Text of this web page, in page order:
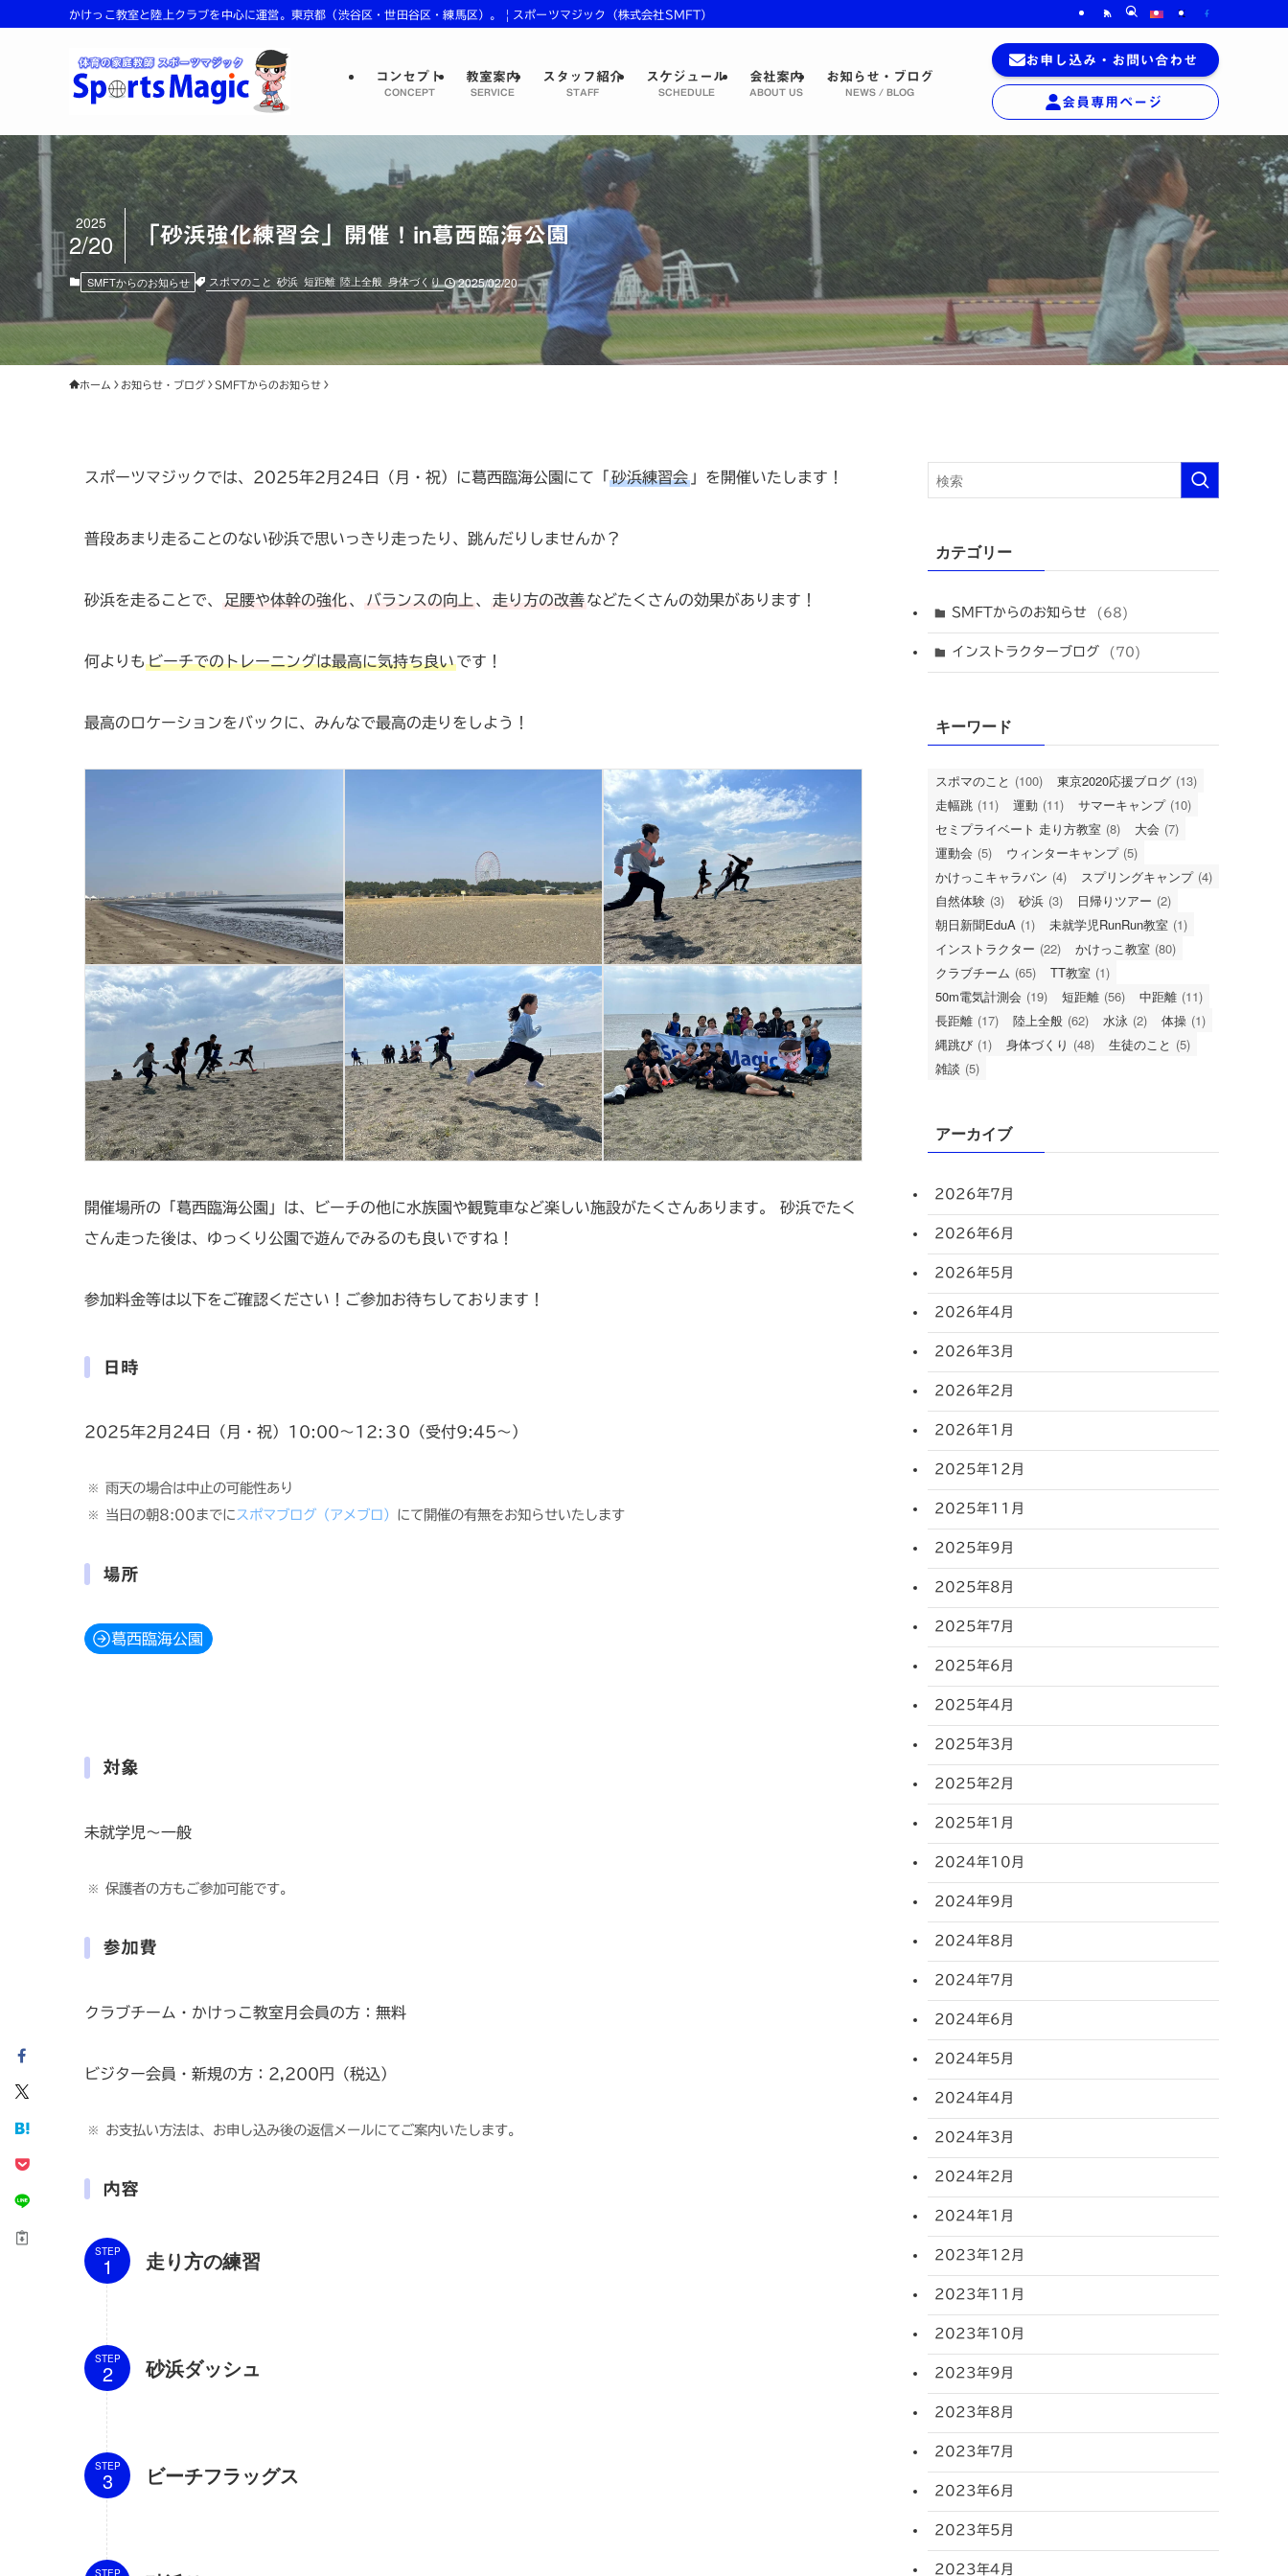
かけっこ教室と陸上クラブを中心に運営。東京都（渋谷区・世田谷区・練馬区）。 | スポーツマジック（株式会社SMFT）
コンセプト
CONCEPT
教室案内
SERVICE
スタッフ紹介
STAFF
スケジュール
SCHEDULE
会社案内
ABOUT US
お知らせ・ブログ
NEWS / BLOG
お申し込み ・ お問い合わせ
会員専用 ページ
「砂浜強化練習会」開催！in葛西臨海公園
2025
2/20
SMFTからのお知らせ スポマのこと 砂浜 短距離 陸上全般 身体づくり 2025/02/20
ホーム お知らせ・ブログ SMFTからのお知らせ
スポーツマジックでは、2025年2月24日（月・祝）に葛西臨海公園にて「 砂浜練習会 」を開催いたします！
普段あまり走ることのない砂浜で思いっきり走ったり、跳んだりしませんか？
砂浜を走ることで、 足腰や体幹の強化、 バランスの向上 、 走り方の改善などたくさんの効果があります！
何よりも ビーチでのトレーニングは最高に気持ち良いです！
最高のロケーションをバックに、みんなで最高の走りをしよう！
開催場所の「葛西臨海公園」は、ビーチの他に水族園や観覧車など楽しい施設がたくさんあります。 砂浜でたく
さん走った後は、ゆっくり公園で遊んでみるのも良いですね！
参加料金等は以下をご確認ください！ご参加お待ちしております！
日時
2025年2月24日（月・祝）10:00～12:３0（受付9:45～）
雨天の場合は中止の可能性あり
当日の朝8:00までに スポマブログ（アメブロ） にて開催の有無をお知らせいたします
場所
葛西臨海公園
対象
未就学児〜一般
保護者の方もご参加可能です。
参加費
クラブチーム・かけっこ教室月会員の方：無料
ビジター会員・新規の方：2,200円（税込）
お支払い方法は、お申し込み後の返信メールにてご案内いたします。
内容
STEP 走り方の練習
STEP 砂浜ダッシュ
STEP ビーチフラッグス
STEP
カテゴリー
SMFTからのお知らせ (68)
インストラクターブログ (70)
キーワード
スポマのこと (100) 東京2020応援ブログ (13)
走幅跳 (11) 運動 (11) サマーキャンプ (10)
セミプライベート 走り方教室 (8) 大会 (7)
運動会 (5) ウィンターキャンプ (5)
かけっこキャラバン (4) スプリングキャンプ (4)
自然体験 (3) 砂浜 (3) 日帰りツアー (2)
朝日新聞EduA (1) 未就学児RunRun教室 (1)
インストラクター (22) かけっこ教室 (80)
クラブチーム (65) TT教室 (1)
50m電気計測会 (19) 短距離 (56) 中距離 (11)
長距離 (17) 陸上全般 (62) 水泳 (2) 体操 (1)
縄跳び (1) 身体づくり (48) 生徒のこと (5)
雑談 (5)
アーカイブ
2026年7月
2026年6月
2026年5月
2026年4月
2026年3月
2026年2月
2026年1月
2025年12月
2025年11月
2025年9月
2025年8月
2025年7月
2025年6月
2025年4月
2025年3月
2025年2月
2025年1月
2024年10月
2024年9月
2024年8月
2024年7月
2024年6月
2024年5月
2024年4月
2024年3月
2024年2月
2024年1月
2023年12月
2023年11月
2023年10月
2023年9月
2023年8月
2023年7月
2023年6月
2023年5月
2023年4月